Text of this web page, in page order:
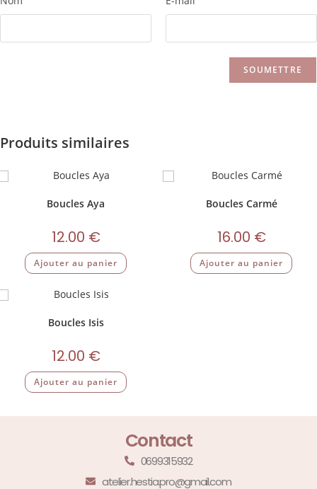
Produits similaires
Boucles Aya
12.00 €
Ajouter au panier
Boucles Carmé
16.00 €
Ajouter au panier
Boucles Isis
12.00 €
Ajouter au panier
Contact
0699315932
atelier.hestia.pro@gmail.com